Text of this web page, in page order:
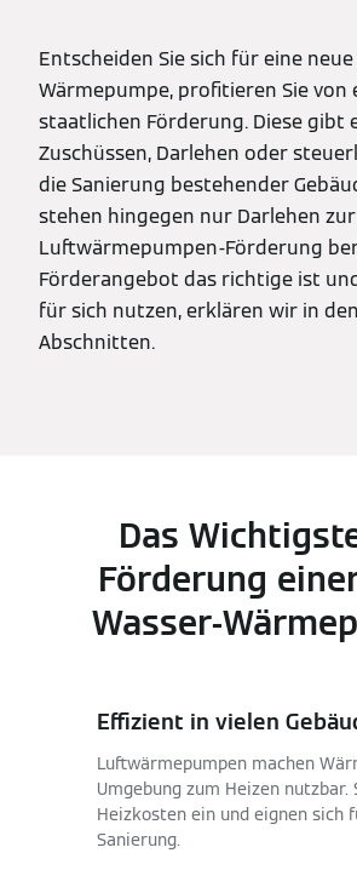
Entscheiden Sie sich für eine
Wärmepumpe, profitieren Sie von
staatlichen Förderung. Diese gibt
Zuschüssen, Darlehen oder
die Sanierung bestehender
stehen hingegen nur Darlehen zur
Luftwärmepumpen-Förderung
Förderangebot das richtige ist
für sich nutzen, erklären wir in
Abschnitten.
Das
Förderung
Wasser-
Effizient in vielen
Luftwärmepumpen machen
Umgebung zum Heizen nutzbar.
Heizkosten ein und eignen sich
Sanierung.